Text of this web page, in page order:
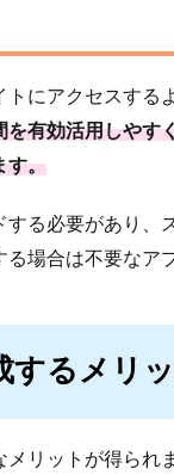
にアクセスする
を有効活用しやす
す。
る必要があり、
場合は不要なア
するメリ
リットが得られ